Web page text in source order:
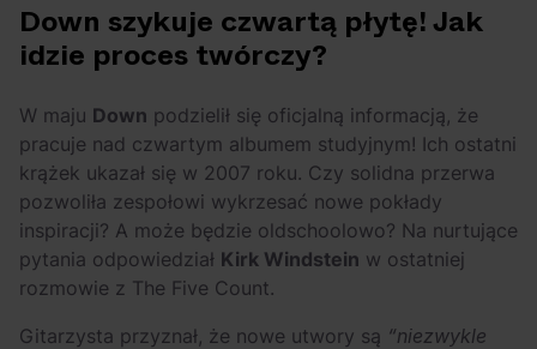
Festiwal OFF Festival 04.08.2026
OFF Festival 2026 –
nocne koncerty
warte uwagi!
High Five
High Five: pięć
najciekawszych
wydarzeń w polskim
rapie [czerwiec i
lipiec 2026]
Down szykuje czwartą płytę! Jak
idzie proces twórczy?
W maju Down podzielił się oficjalną informacją, że
pracuje nad czwartym albumem studyjnym! Ich ostatni
krążek ukazał się w 2007 roku. Czy solidna przerwa
pozwoliła zespołowi wykrzesać nowe pokłady
inspiracji? A może będzie oldschoolowo? Na nurtujące
pytania odpowiedział Kirk Windstein w ostatniej
rozmowie z The Five Count.
Gitarzysta przyznał, że nowe utwory są “niezwykle